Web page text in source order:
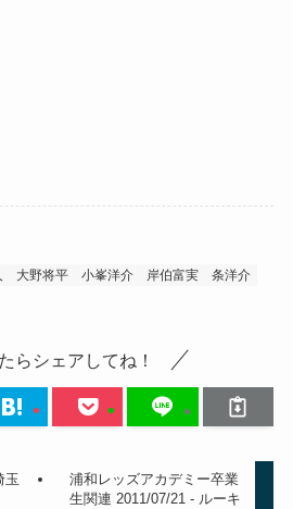
大野将平 小峯洋介 岸伯富実
条洋介
らシェアしてね！
玉
浦和レッズアカデミー卒業
生関連 2011/07/21 - ルーキ